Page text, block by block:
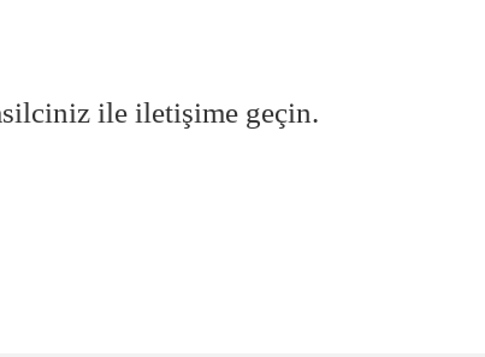
ile iletişime geçin.